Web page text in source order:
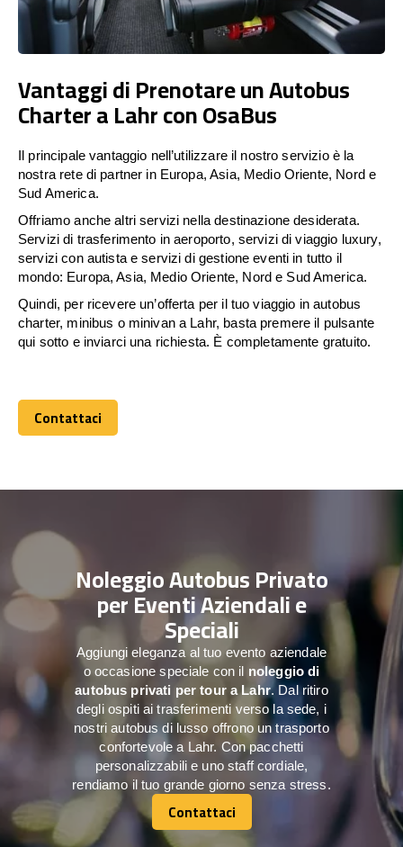
Vantaggi di Prenotare un Autobus
Charter a Lahr con OsaBus
Il principale vantaggio nell’utilizzare il nostro servizio è la
nostra rete di partner in Europa, Asia, Medio Oriente, Nord e
Sud America.
Offriamo anche altri servizi nella destinazione desiderata.
Servizi di trasferimento in aeroporto, servizi di viaggio luxury,
servizi con autista e servizi di gestione eventi in tutto il
mondo: Europa, Asia, Medio Oriente, Nord e Sud America.
Quindi, per ricevere un’offerta per il tuo viaggio in autobus
charter, minibus o minivan a Lahr, basta premere il pulsante
qui sotto e inviarci una richiesta. È completamente gratuito.
Contattaci
Contattaci
Noleggio Autobus Privato
per Eventi Aziendali e
Speciali
Aggiungi eleganza al tuo evento aziendale
o occasione speciale con il noleggio di
autobus privati per tour a Lahr. Dal ritiro
degli ospiti ai trasferimenti verso la sede, i
nostri autobus di lusso offrono un trasporto
confortevole a Lahr. Con pacchetti
personalizzabili e uno staff cordiale,
rendiamo il tuo grande giorno senza stress.
Contattaci
Contattaci